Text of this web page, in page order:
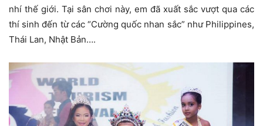
nhí thế giới. Tại sân chơi này, em đã xuất sắc vượt qua các
thí sinh đến từ các “Cường quốc nhan sắc” như Philippines,
Thái Lan, Nhật Bản….